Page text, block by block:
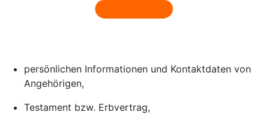
persönlichen Informationen und Kontaktdaten von
Angehörigen,
Testament bzw. Erbvertrag,